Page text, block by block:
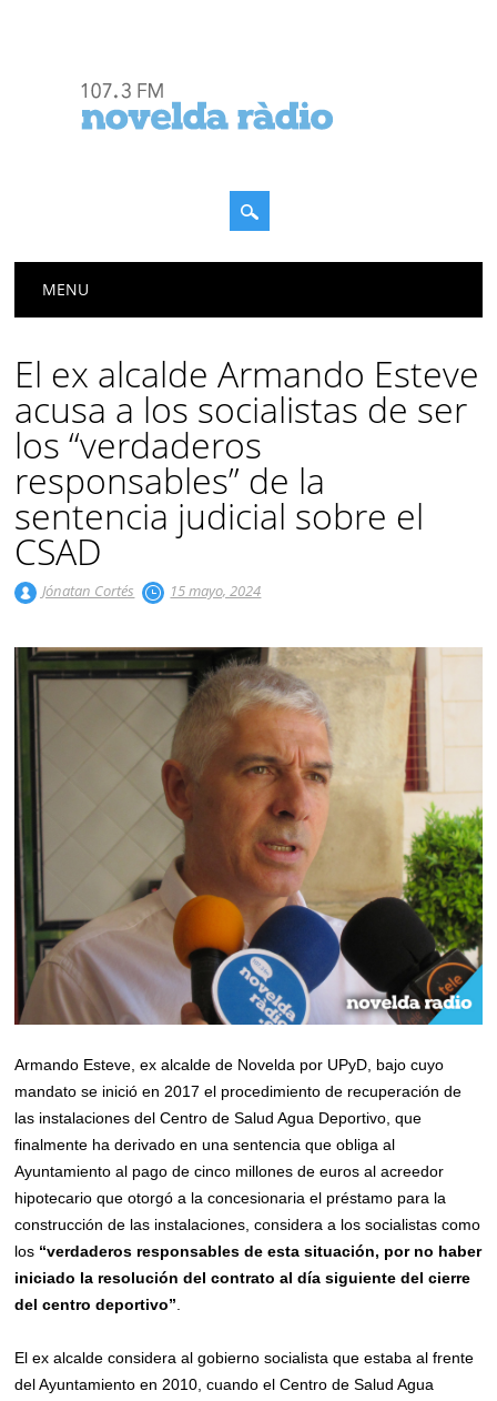
Menú principal
MENU
El ex alcalde Armando Esteve
acusa a los socialistas de ser
los “verdaderos
responsables” de la
sentencia judicial sobre el
CSAD
Jónatan Cortés 15 mayo, 2024
Armando Esteve, ex alcalde de Novelda por UPyD, bajo cuyo
mandato se inició en 2017 el procedimiento de recuperación de
las instalaciones del Centro de Salud Agua Deportivo, que
finalmente ha derivado en una sentencia que obliga al
Ayuntamiento al pago de cinco millones de euros al acreedor
hipotecario que otorgó a la concesionaria el préstamo para la
construcción de las instalaciones, considera a los socialistas como
los “verdaderos responsables de esta situación, por no haber
iniciado la resolución del contrato al día siguiente del cierre
del centro deportivo”.
El ex alcalde considera al gobierno socialista que estaba al frente
del Ayuntamiento en 2010, cuando el Centro de Salud Agua